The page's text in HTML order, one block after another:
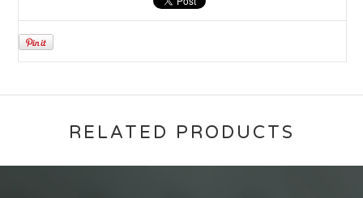
RELATED PRODUCTS